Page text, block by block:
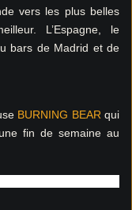
vers les plus belles
L’Espagne, le
bars de Madrid et de
BURNING BEAR qui
fin de semaine au